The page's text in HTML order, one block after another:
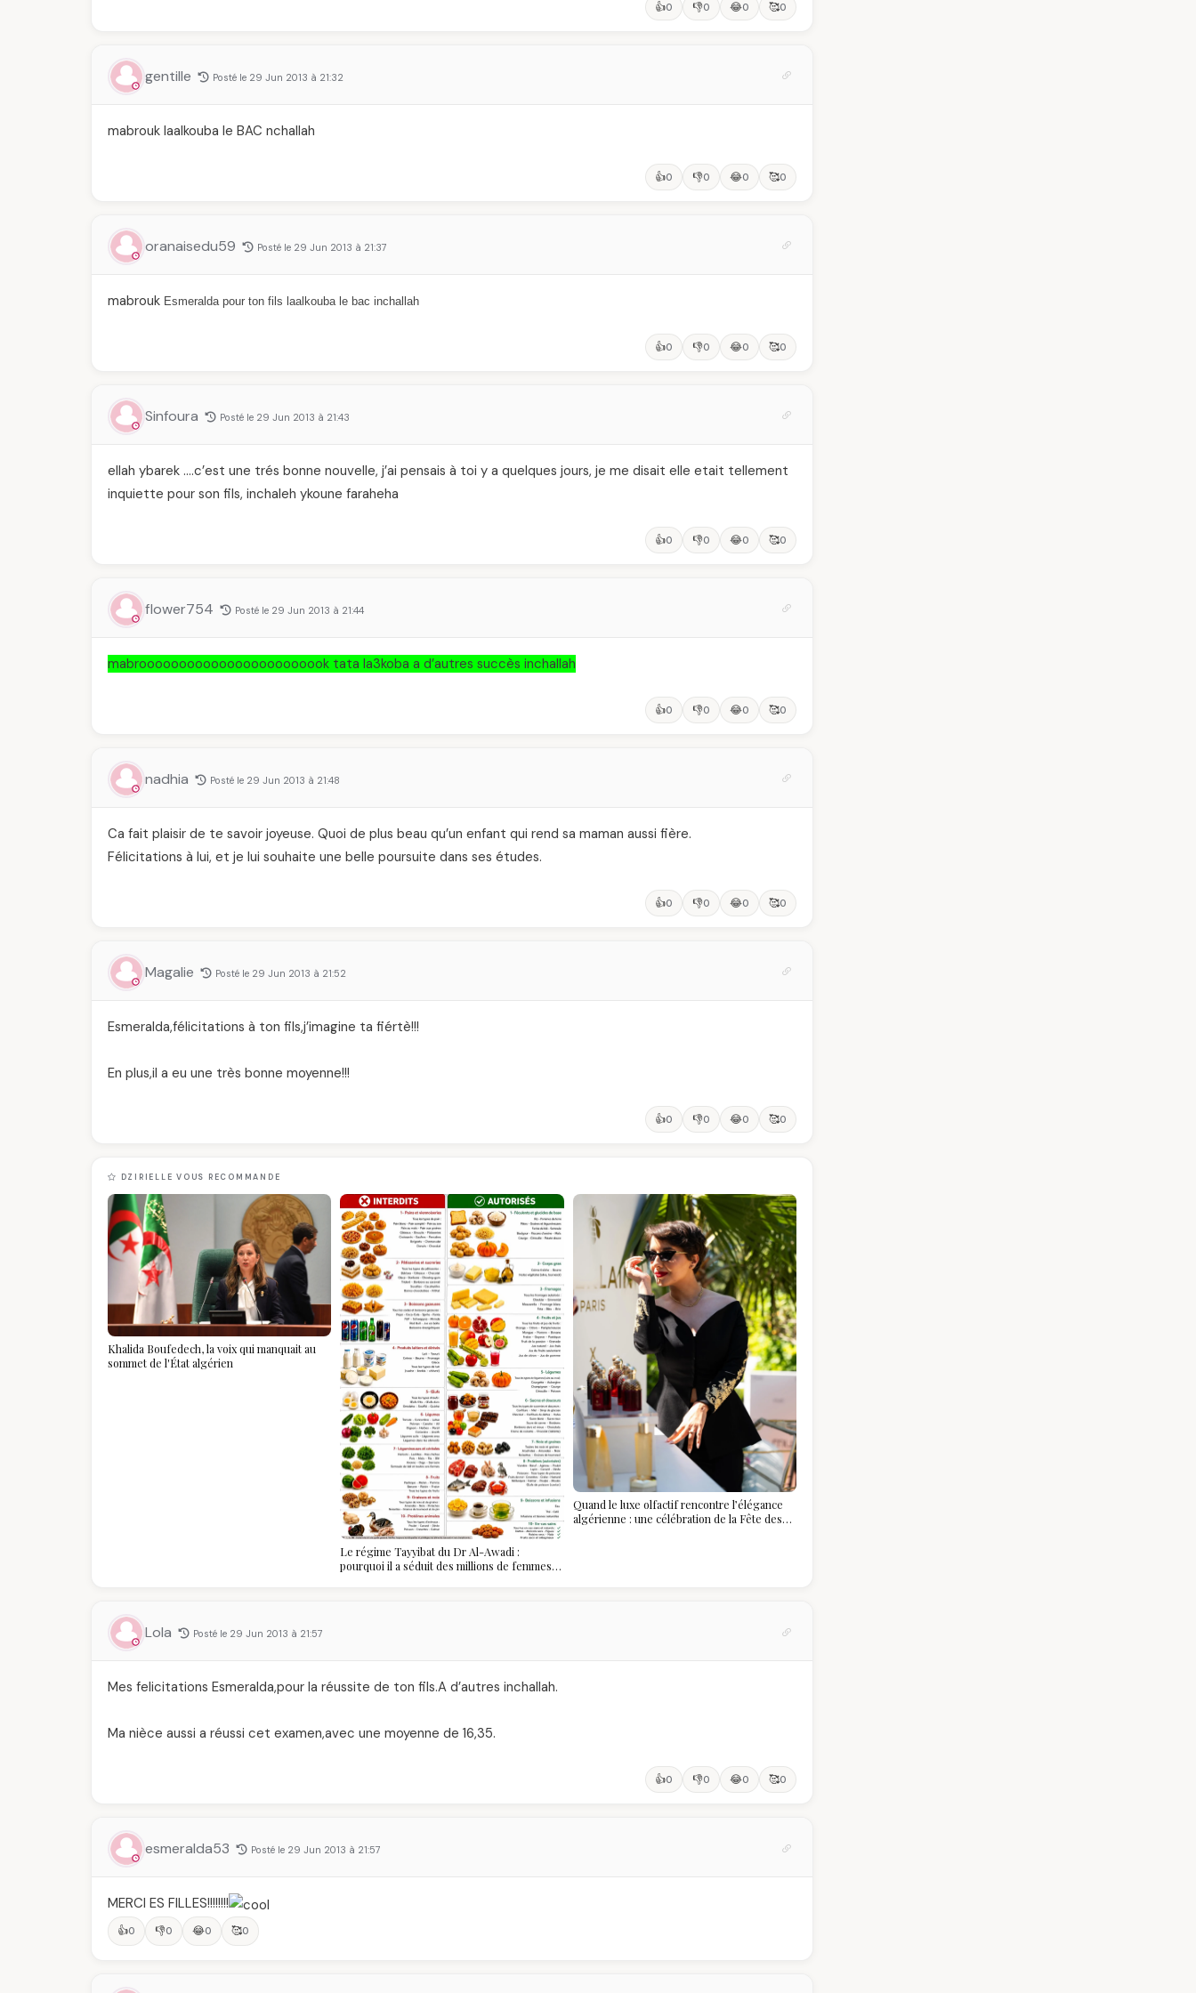
👍0 👎0 😂0 🥰0
gentille Posté le 29 Jun 2013 à 21:32
mabrouk laalkouba le BAC nchallah
👍0 👎0 😂0 🥰0
oranaisedu59 Posté le 29 Jun 2013 à 21:37
mabrouk Esmeralda pour ton fils laalkouba le bac inchallah
👍0 👎0 😂0 🥰0
Sinfoura Posté le 29 Jun 2013 à 21:43
ellah ybarek ….c’est une trés bonne nouvelle, j’ai pensais à toi y a quelques jours, je me disait elle etait tellement
inquiette pour son fils, inchaleh ykoune faraheha
👍0 👎0 😂0 🥰0
flower754 Posté le 29 Jun 2013 à 21:44
mabroooooooooooooooooooooook tata la3koba a d’autres succès inchallah
👍0 👎0 😂0 🥰0
nadhia Posté le 29 Jun 2013 à 21:48
Ca fait plaisir de te savoir joyeuse. Quoi de plus beau qu’un enfant qui rend sa maman aussi fière.
Félicitations à lui, et je lui souhaite une belle poursuite dans ses études.
👍0 👎0 😂0 🥰0
Magalie Posté le 29 Jun 2013 à 21:52
Esmeralda,félicitations à ton fils,j’imagine ta fiértè!!!
En plus,il a eu une très bonne moyenne!!!
👍0 👎0 😂0 🥰0
DZIRIELLE VOUS RECOMMANDE
Khalida Boufedech, la voix qui manquait au
sommet de l'État algérien
Le régime Tayyibat du Dr Al-Awadi :
pourquoi il a séduit des millions de femmes
Quand le luxe olfactif rencontre l’élégance
algérienne : une célébration de la Fête des
Lola Posté le 29 Jun 2013 à 21:57
Mes felicitations Esmeralda,pour la réussite de ton fils.A d’autres inchallah.
Ma nièce aussi a réussi cet examen,avec une moyenne de 16,35.
👍0 👎0 😂0 🥰0
esmeralda53 Posté le 29 Jun 2013 à 21:57
MERCI ES FILLES!!!!!!!!
👍0 👎0 😂0 🥰0